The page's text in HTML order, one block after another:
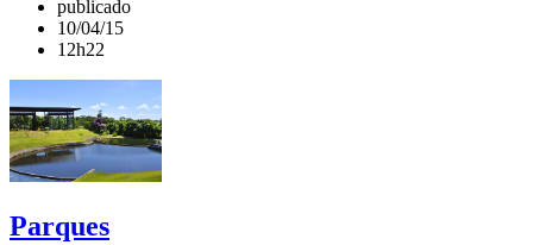
publicado
10/04/15
12h22
Parques